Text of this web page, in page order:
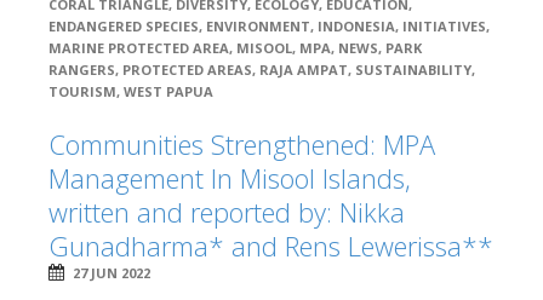
CORAL TRIANGLE, DIVERSITY, ECOLOGY, EDUCATION,
ENDANGERED SPECIES, ENVIRONMENT, INDONESIA, INITIATIVES,
MARINE PROTECTED AREA, MISOOL, MPA, NEWS, PARK
RANGERS, PROTECTED AREAS, RAJA AMPAT, SUSTAINABILITY,
TOURISM, WEST PAPUA
Communities Strengthened: MPA
Management In Misool Islands,
written and reported by: Nikka
Gunadharma* and Rens Lewerissa**
27 JUN 2022